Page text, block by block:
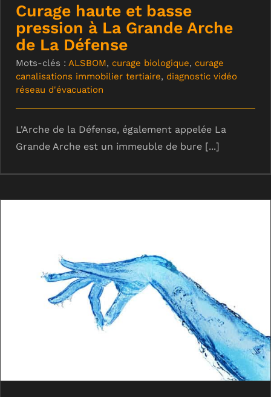
Curage haute et basse
pression à La Grande Arche
de La Défense
Mots-clés : ALSBOM, curage biologique, curage
canalisations immobilier tertiaire, diagnostic vidéo
réseau d'évacuation
L'Arche de la Défense, également appelée La
Grande Arche est un immeuble de bure [...]
Curage de canalisations : une étape
indispensable pour maintenir vos
réseaux d’évacuation